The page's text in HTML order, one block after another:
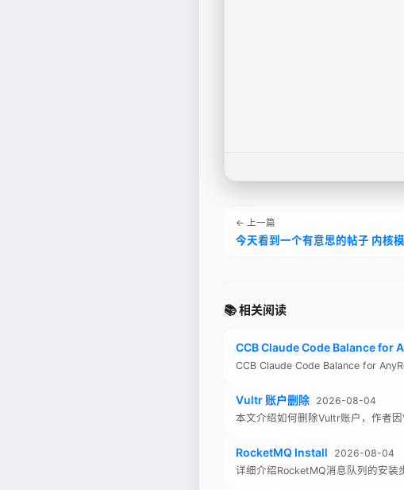
← 上一篇
今天看到一个有意思的帖子 内核
📚 相关阅读
CCB Claude Code Balance for
CCB Claude Code Balance for
Vultr 账户删除 2026-08-04
本文介绍如何删除Vultr账户，作者
RocketMQ Install
2026-08-04
详细介绍RocketMQ消息队列的安